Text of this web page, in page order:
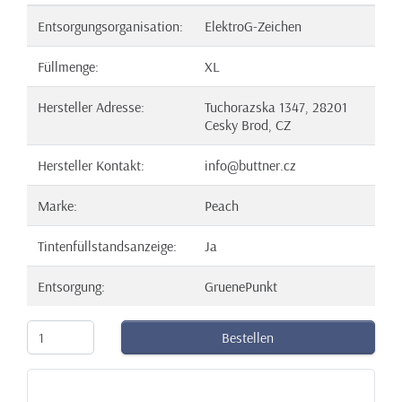
Entsorgungsorganisation: ElektroG-Zeichen
Füllmenge: XL
Hersteller Adresse:
Tuchorazska 1347, 28201
Cesky Brod, CZ
Hersteller Kontakt: info@buttner.cz
Marke: Peach
Tintenfüllstandsanzeige: Ja
Entsorgung: GruenePunkt
Bestellen